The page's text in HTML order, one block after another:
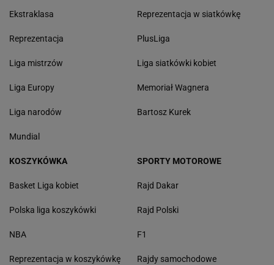
Ekstraklasa
Reprezentacja
Liga mistrzów
Liga Europy
Liga narodów
Mundial
Reprezentacja w siatkówkę
PlusLiga
Liga siatkówki kobiet
Memoriał Wagnera
Bartosz Kurek
KOSZYKÓWKA
Basket Liga kobiet
Polska liga koszykówki
NBA
Reprezentacja w koszykówkę
SPORTY MOTOROWE
Rajd Dakar
Rajd Polski
F1
Rajdy samochodowe